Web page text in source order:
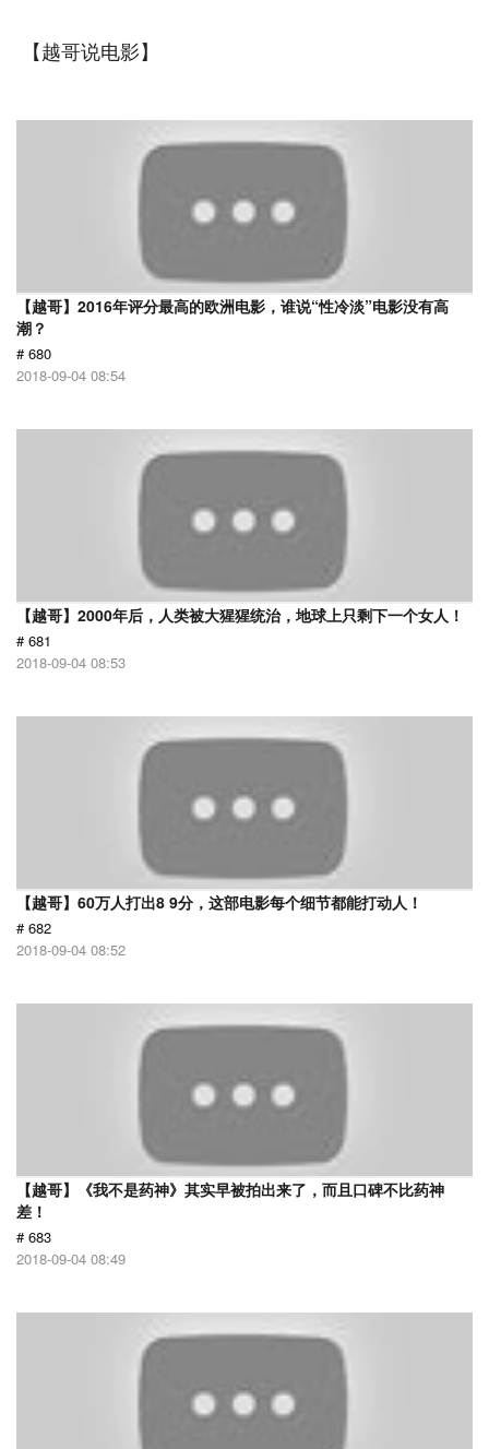
【越哥说电影】
【越哥】2016年评分最高的欧洲电影，谁说“性冷淡”电影没有高
潮？
# 680
2018-09-04 08:54
【越哥】2000年后，人类被大猩猩统治，地球上只剩下一个女人！
# 681
2018-09-04 08:53
【越哥】60万人打出8 9分，这部电影每个细节都能打动人！
# 682
2018-09-04 08:52
【越哥】《我不是药神》其实早被拍出来了，而且口碑不比药神
差！
# 683
2018-09-04 08:49